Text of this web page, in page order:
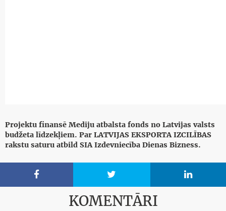
Projektu finansē Mediju atbalsta fonds no Latvijas valsts
budžeta līdzekļiem. Par LATVIJAS EKSPORTA IZCILĪBAS
rakstu saturu atbild SIA Izdevniecība Dienas Bizness.
  
KOMENTĀRI